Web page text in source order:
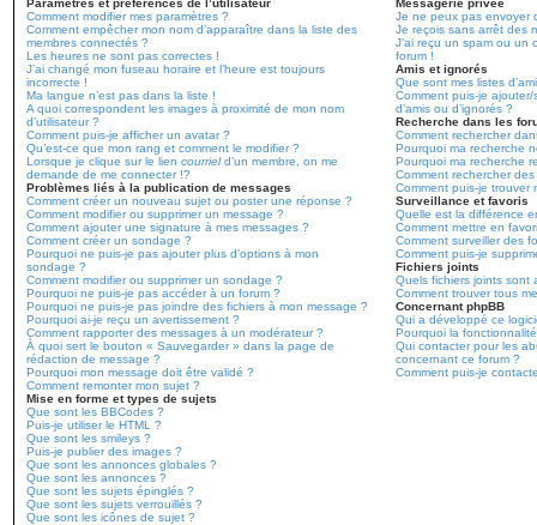
Comment modifier mes paramètres ?
Comment empêcher mon nom d’apparaître dans la liste des
membres connectés ?
Les heures ne sont pas correctes !
J’ai changé mon fuseau horaire et l’heure est toujours
incorrecte !
Ma langue n’est pas dans la liste !
A quoi correspondent les images à proximité de mon nom
d’utilisateur ?
Comment puis-je afficher un avatar ?
Qu’est-ce que mon rang et comment le modifier ?
Lorsque je clique sur le lien courrield’un membre, on me
demande de me connecter !?
Problèmes liés à la publication de messages
Comment créer un nouveau sujet ou poster une réponse ?
Comment modifier ou supprimer un message ?
Comment ajouter une signature à mes messages ?
Comment créer un sondage ?
Pourquoi ne puis-je pas ajouter plus d’options à mon
sondage ?
Comment modifier ou supprimer un sondage ?
Pourquoi ne puis-je pas accéder à un forum ?
Pourquoi ne puis-je pas joindre des fichiers à mon message ?
Pourquoi ai-je reçu un avertissement ?
Comment rapporter des messages à un modérateur ?
À quoi sert le bouton « Sauvegarder » dans la page de
rédaction de message ?
Pourquoi mon message doit être validé ?
Comment remonter mon sujet ?
Mise en forme et types de sujets
Que sont les BBCodes ?
Puis-je utiliser le HTML ?
Que sont les smileys ?
Puis-je publier des images ?
Que sont les annonces globales ?
Que sont les annonces ?
Que sont les sujets épinglés ?
Que sont les sujets verrouillés ?
Que sont les icônes de sujet ?
Je ne peux pas envoyer
Je reçois sans arrêt des
J’ai reçu un spam ou un
forum !
Amis et ignorés
Que sont mes listes
Comment puis-je
d’amis ou d’ignorés ?
Recherche dans les
Comment rechercher
Pourquoi ma recherche
Pourquoi ma recherche
Comment rechercher
Comment puis-je trouver
Surveillance et favoris
Quelle est la différence
Comment mettre en
Comment surveiller des
Comment puis-je
Fichiers joints
Quels fichiers joints sont
Comment trouver tous
Concernant phpBB
Qui a développé ce
Pourquoi la
Qui contacter pour les
concernant ce forum ?
Comment puis-je